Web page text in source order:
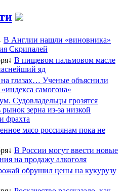
В Англии нашли «виновника»
Скрипалей
В пищевом пальмовом масле
яд
на глазах… Ученые объяснили
самогона»
Судовладельцы грозятся
зерна из-за низкой
фрахта
мясо россиянам пока не
В России могут ввести новые
на продажу алкоголя
обрушил цены на кукурузу